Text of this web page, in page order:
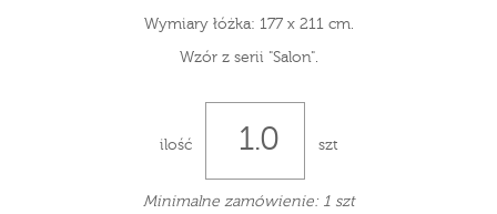
Wymiary łóżka: 177 x 211 cm.
Wzór z serii "Salon".
ilość szt
Minimalne zamówienie: 1 szt